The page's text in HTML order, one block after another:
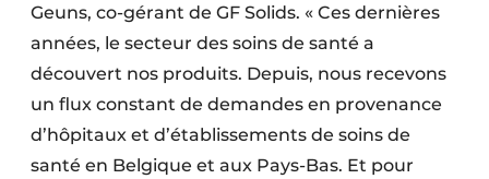
Geuns, co-gérant de GF Solids. « Ces dernières
années, le secteur des soins de santé a
découvert nos produits. Depuis, nous recevons
un flux constant de demandes en provenance
d’hôpitaux et d’établissements de soins de
santé en Belgique et aux Pays-Bas. Et pour